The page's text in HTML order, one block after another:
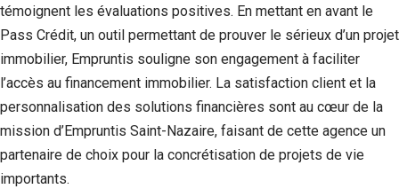
témoignent les évaluations positives. En mettant en avant le
Pass Crédit, un outil permettant de prouver le sérieux d’un projet
immobilier, Empruntis souligne son engagement à faciliter
l’accès au financement immobilier. La satisfaction client et la
personnalisation des solutions financières sont au cœur de la
mission d’Empruntis Saint-Nazaire, faisant de cette agence un
partenaire de choix pour la concrétisation de projets de vie
importants.